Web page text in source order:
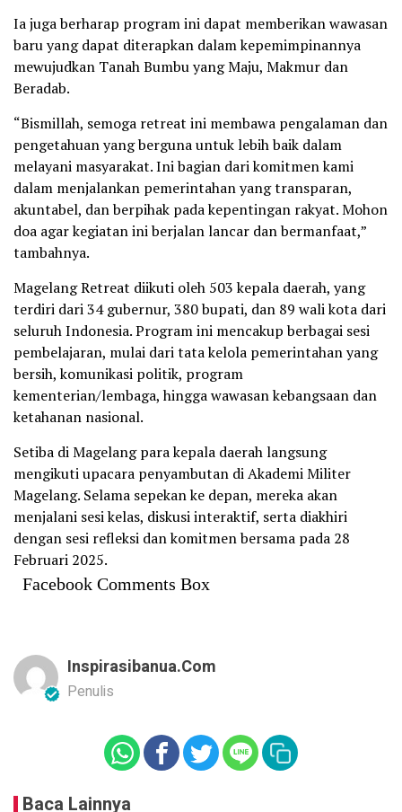
Ia juga berharap program ini dapat memberikan wawasan
baru yang dapat diterapkan dalam kepemimpinannya
mewujudkan Tanah Bumbu yang Maju, Makmur dan
Beradab.
“Bismillah, semoga retreat ini membawa pengalaman dan
pengetahuan yang berguna untuk lebih baik dalam
melayani masyarakat. Ini bagian dari komitmen kami
dalam menjalankan pemerintahan yang transparan,
akuntabel, dan berpihak pada kepentingan rakyat. Mohon
doa agar kegiatan ini berjalan lancar dan bermanfaat,”
tambahnya.
Magelang Retreat diikuti oleh 503 kepala daerah, yang
terdiri dari 34 gubernur, 380 bupati, dan 89 wali kota dari
seluruh Indonesia. Program ini mencakup berbagai sesi
pembelajaran, mulai dari tata kelola pemerintahan yang
bersih, komunikasi politik, program
kementerian/lembaga, hingga wawasan kebangsaan dan
ketahanan nasional.
Setiba di Magelang para kepala daerah langsung
mengikuti upacara penyambutan di Akademi Militer
Magelang. Selama sepekan ke depan, mereka akan
menjalani sesi kelas, diskusi interaktif, serta diakhiri
dengan sesi refleksi dan komitmen bersama pada 28
Februari 2025.
Facebook Comments Box
Inspirasibanua.com
Penulis
Baca Lainnya